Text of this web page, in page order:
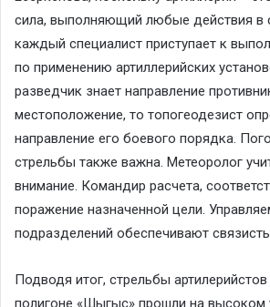
сила, выполняющий любые действия в
каждый специалист приступает к
по применению артиллерийских
разведчик знает направление
местоположение, то топогеодезист
направление его боевого порядка.
стрельбы также важна. Метеоролог
внимание. Командир расчета,
поражение назначенной цели.
подразделений обеспечивают
Подводя итог, стрельбы
полигоне «Шыгыс» прошли на высоком